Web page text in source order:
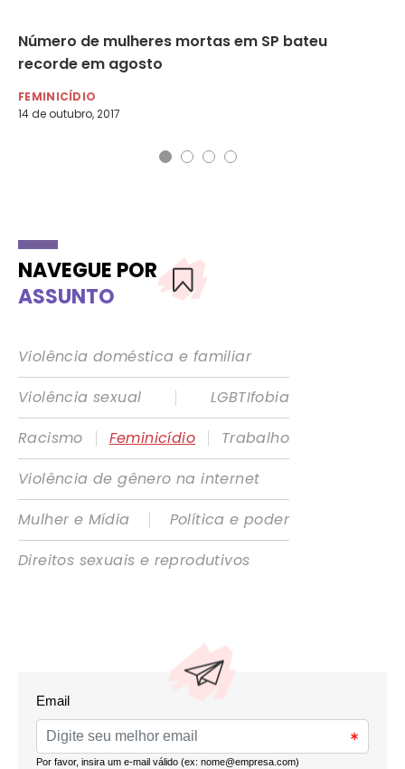
Número de mulheres mortas em SP bateu
recorde em agosto
FEMINICÍDIO
14 de outubro, 2017
NAVEGUE POR
ASSUNTO
Violência doméstica e familiar
Violência sexual
|
LGBTIfobia
Racismo
| Feminicídio |
Trabalho
Violência de gênero na internet
Mulher e Mídia
|
Política e poder
Direitos sexuais e reprodutivos